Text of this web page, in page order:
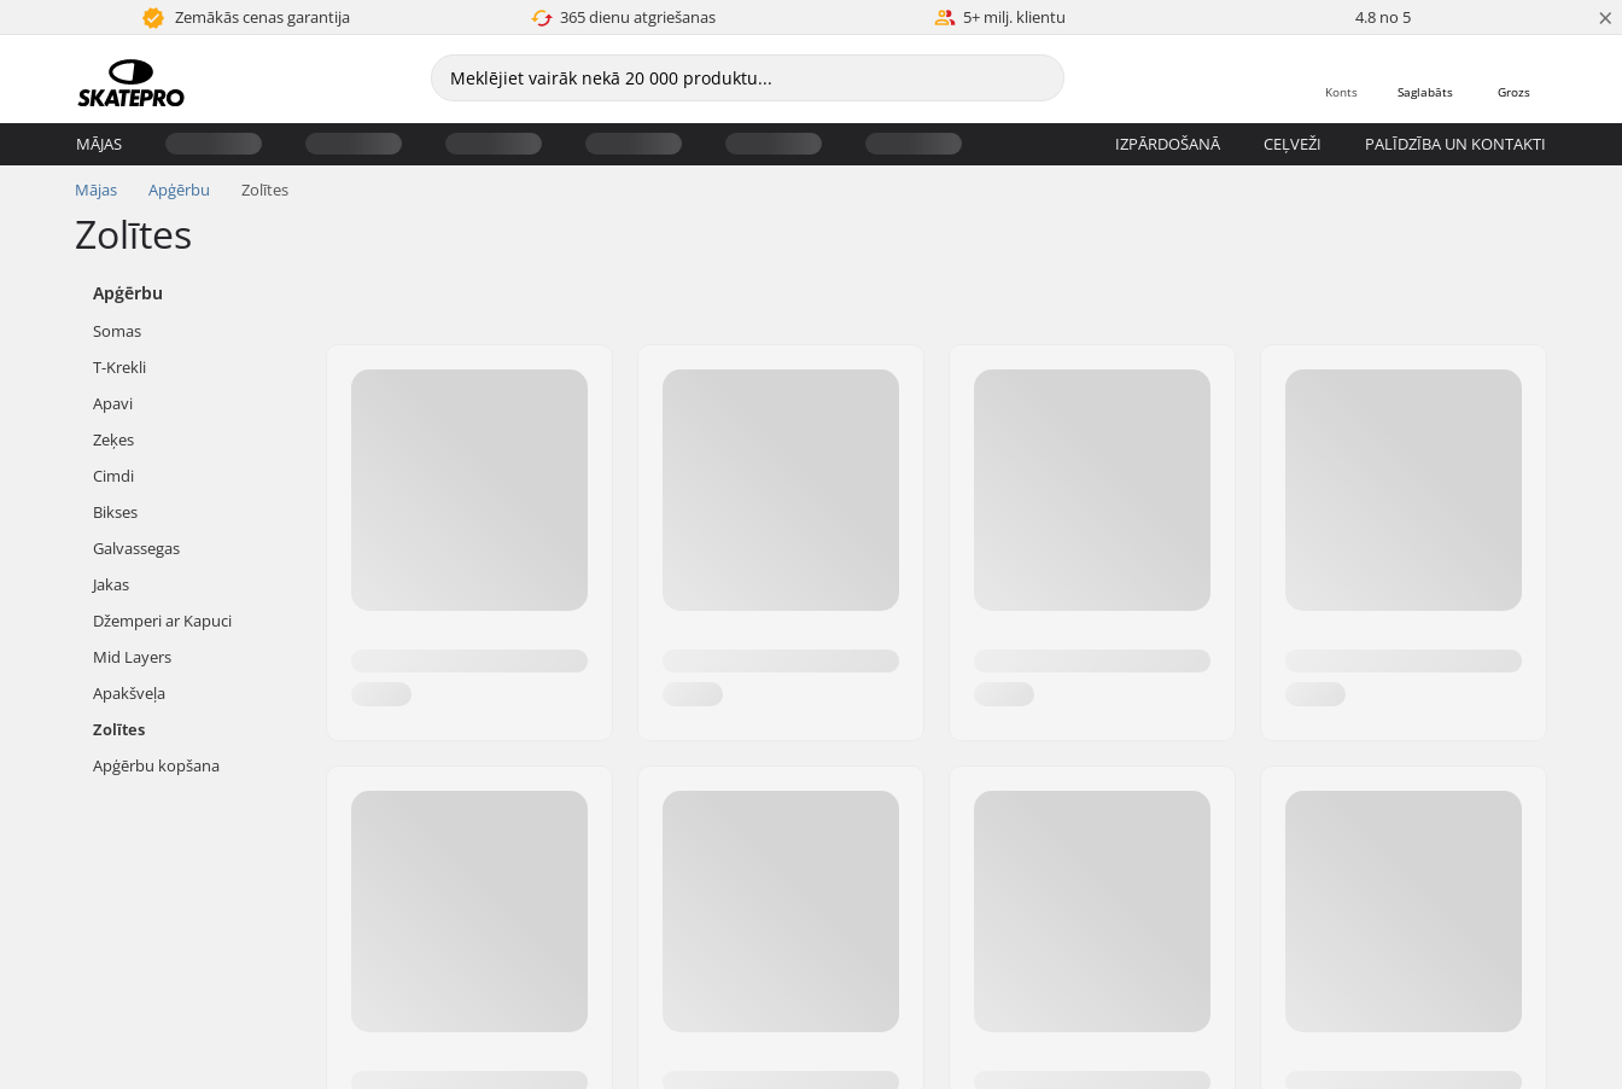
Zemākās cenas garantija 365 dienu atgriešanas 5+ milj. klientu 4.8 no 5 ×
Grozs
Saglabāts
Konts
MĀJAS IZPĀRDOŠANĀ CEĻVEŽI PALĪDZĪBA UN KONTAKTI
Mājas Apģērbu Zolītes
Zolītes
Apģērbu
Somas
T-Krekli
Apavi
Zeķes
Cimdi
Bikses
Galvassegas
Jakas
Džemperi ar Kapuci
Mid Layers
Apakšveļa
Zolītes
Apģērbu kopšana